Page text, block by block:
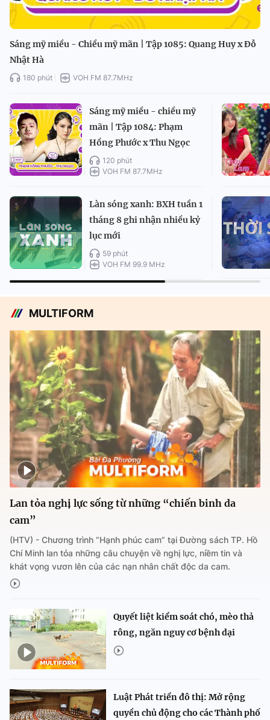
Sáng mỹ miều - Chiều mỹ mãn | Tập 1085: Quang Huy x Đỗ
Nhật Hà
180 phút VOH FM 87.7MHz
Sáng mỹ miều - chiều mỹ
mãn | Tập 1084: Phạm
Hồng Phước x Thu Ngọc
120 phút
VOH FM 87.7MHz
Làn sóng xanh: BXH tuần 1
tháng 8 ghi nhận nhiều kỷ
lục mới
59 phút
VOH FM 99.9 MHz
MULTIFORM
Lan tỏa nghị lực sống từ những “chiến binh da
cam”
(HTV) - Chương trình “Hạnh phúc cam” tại Đường sách TP. Hồ
Chí Minh lan tỏa những câu chuyện về nghị lực, niềm tin và
khát vọng vươn lên của các nạn nhân chất độc da cam.
Quyết liệt kiểm soát chó, mèo thả
rông, ngăn nguy cơ bệnh dại
Luật Phát triển đô thị: Mở rộng
quyền chủ động cho các Thành phố